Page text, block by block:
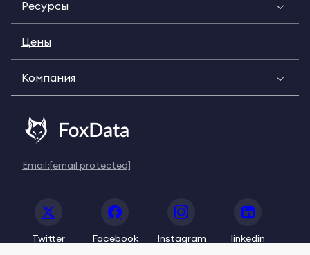
Ресурсы
Цены
Компания
Email:[email protected]
Twitter Facebook Instagram linkedin